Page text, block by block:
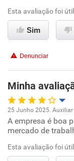
Não
Esta avaliação foi
Sim
Denunciar
Minha
Oportunidade de
Ambiente de
25 Junho 2025.
A empresa é boa
mercado de
Esta avaliação foi